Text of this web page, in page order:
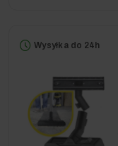
Wysyłka do 24h